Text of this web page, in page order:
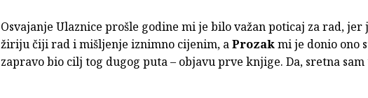
Osvajanje Ulaznice prošle godine mi je bilo važan poticaj za rad, jer
žiriju čiji rad i mišljenje iznimno cijenim, aProzakmi je donio ono
zapravo bio cilj tog dugog puta – objavu prve knjige. Da, sretna sam